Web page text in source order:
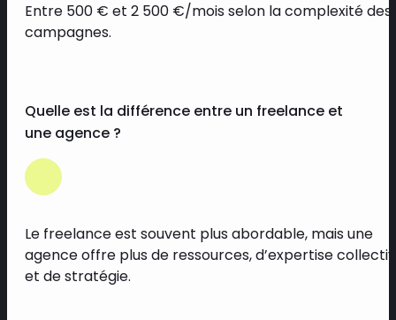
Entre 500 € et 2 500 €/mois selon la complexité des
campagnes.
Quelle est la différence entre un freelance et
une agence ?
Le freelance est souvent plus abordable, mais une
agence offre plus de ressources, d’expertise
et de stratégie.